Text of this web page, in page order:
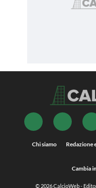
Chi siamo Redazione
Cambia
© 2026CalcioWeb-